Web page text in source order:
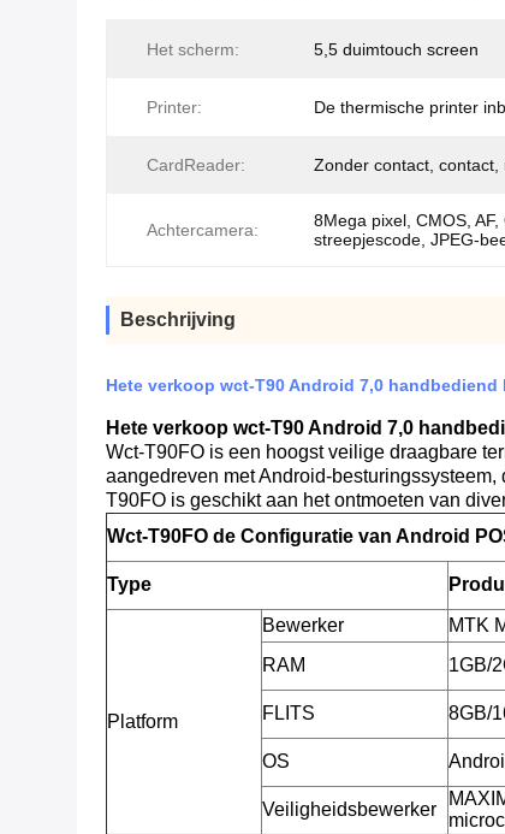
Het scherm: 5,5 duimtouch screen
Printer: De thermische printer
CardReader: Zonder contact, contact,
Achtercamera:
8Mega pixel, CMOS, AF,
streepjescode, JPEG-
Beschrijving
Hete verkoop wct-T90 Android 7,0
Hete verkoop wct-T90 Android 7,0
Wct-T90FO is een hoogst veilige draagbare
aangedreven met Android-
T90FO is geschikt aan het ontmoeten van
Wct-T90FO de Configuratie van Android
Type
Platform
Bewerker
MTK
RAM
1GB/
FLITS 8GB/
OS
Veiligheidsbewerker